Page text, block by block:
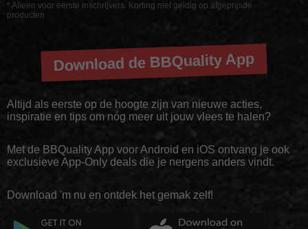
* Alleen voor eerste inschrijvers. Korting niet geldig op afgeprijsde
producten
Download de BBQuality App
Altijd als eerste op de hoogte zijn van nieuwe acties,
inspiratie en tips om nóg meer uit jouw vlees te halen?
Met de BBQuality App voor Android en iOS ontvang je ook
exclusieve App-Only deals die je nergens anders vindt.
Download 'm nu en ontdek het gemak zelf!